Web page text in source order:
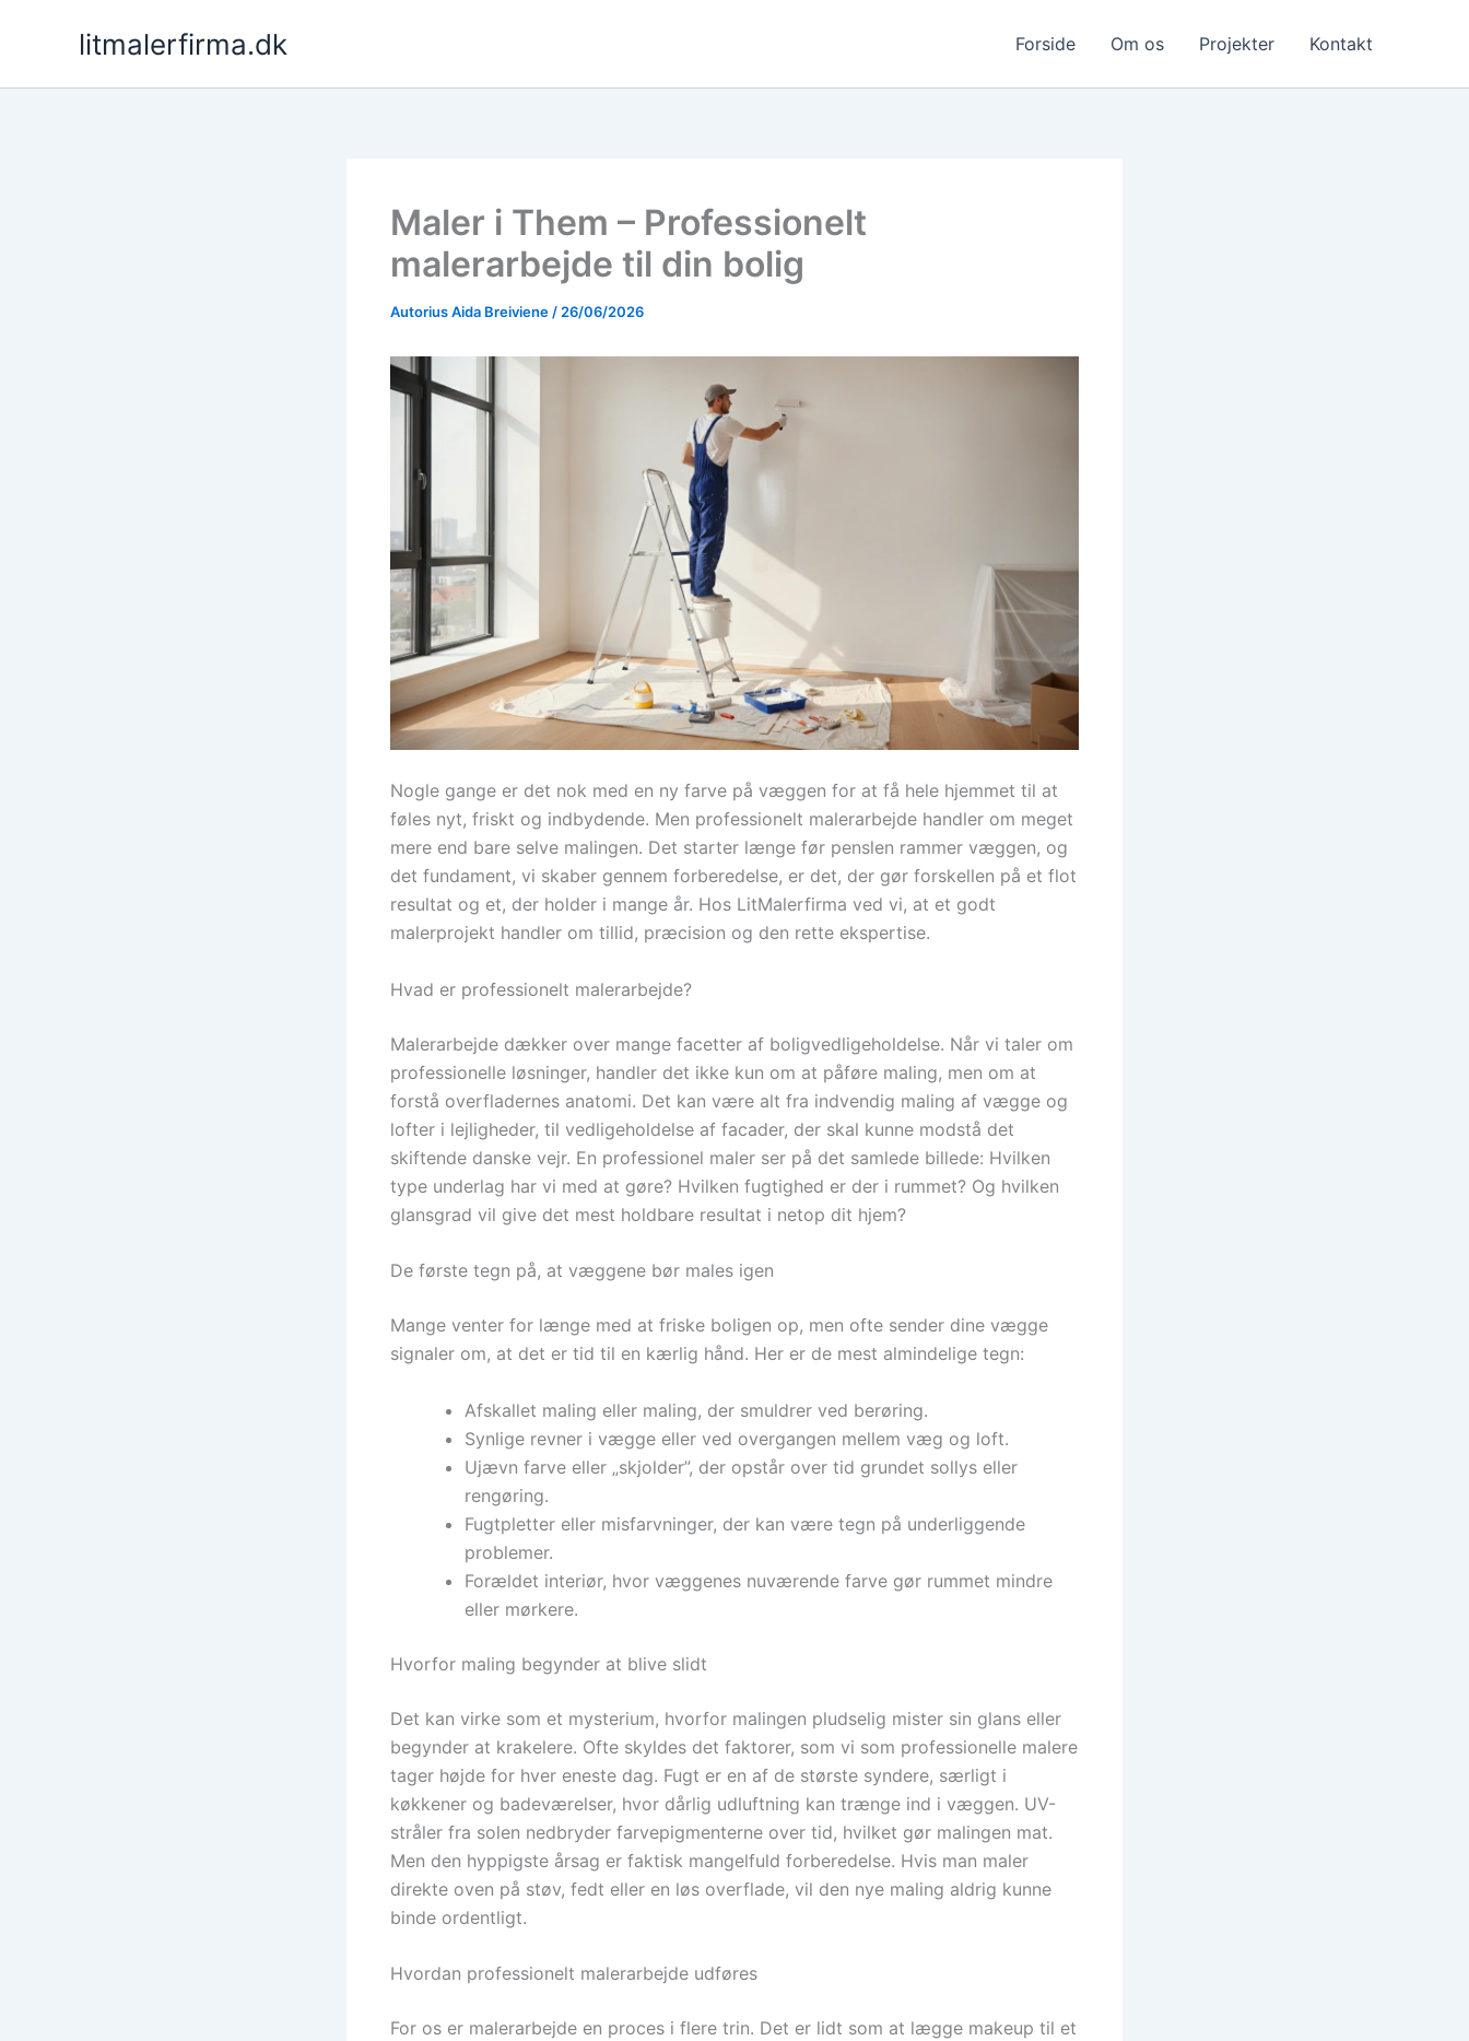
litmalerfirma.dk Forside Om os Projekter Kontakt
Maler i Them – Professionelt
malerarbejde til din bolig
AutoriusAida Breiviene / 26/06/2026
Nogle gange er det nok med en ny farve på væggen for at få hele hjemmet til at
føles nyt, friskt og indbydende. Men professionelt malerarbejde handler om meget
mere end bare selve malingen. Det starter længe før penslen rammer væggen, og
det fundament, vi skaber gennem forberedelse, er det, der gør forskellen på et flot
resultat og et, der holder i mange år. Hos LitMalerfirma ved vi, at et godt
malerprojekt handler om tillid, præcision og den rette ekspertise.
Hvad er professionelt malerarbejde?
Malerarbejde dækker over mange facetter af boligvedligeholdelse. Når vi taler om
professionelle løsninger, handler det ikke kun om at påføre maling, men om at
forstå overfladernes anatomi. Det kan være alt fra indvendig maling af vægge og
lofter i lejligheder, til vedligeholdelse af facader, der skal kunne modstå det
skiftende danske vejr. En professionel maler ser på det samlede billede: Hvilken
type underlag har vi med at gøre? Hvilken fugtighed er der i rummet? Og hvilken
glansgrad vil give det mest holdbare resultat i netop dit hjem?
De første tegn på, at væggene bør males igen
Mange venter for længe med at friske boligen op, men ofte sender dine vægge
signaler om, at det er tid til en kærlig hånd. Her er de mest almindelige tegn:
Afskallet maling eller maling, der smuldrer ved berøring.
Synlige revner i vægge eller ved overgangen mellem væg og loft.
Ujævn farve eller „skjolder”, der opstår over tid grundet sollys eller
rengøring.
Fugtpletter eller misfarvninger, der kan være tegn på underliggende
problemer.
Forældet interiør, hvor væggenes nuværende farve gør rummet mindre
eller mørkere.
Hvorfor maling begynder at blive slidt
Det kan virke som et mysterium, hvorfor malingen pludselig mister sin glans eller
begynder at krakelere. Ofte skyldes det faktorer, som vi som professionelle malere
tager højde for hver eneste dag. Fugt er en af de største syndere, særligt i
køkkener og badeværelser, hvor dårlig udluftning kan trænge ind i væggen. UV-
stråler fra solen nedbryder farvepigmenterne over tid, hvilket gør malingen mat.
Men den hyppigste årsag er faktisk mangelfuld forberedelse. Hvis man maler
direkte oven på støv, fedt eller en løs overflade, vil den nye maling aldrig kunne
binde ordentligt.
Hvordan professionelt malerarbejde udføres
For os er malerarbejde en proces i flere trin. Det er lidt som at lægge makeup til et